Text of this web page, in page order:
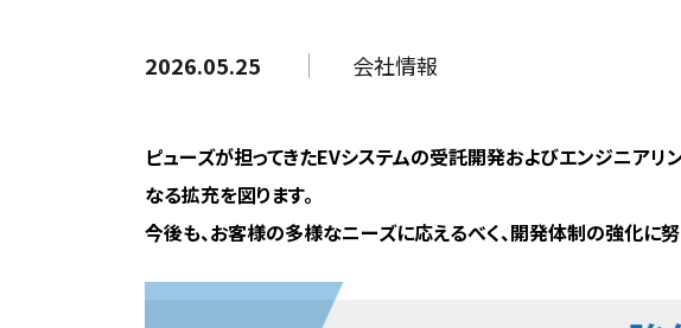
2026.05.25 会社情報
ピューズが担ってきたEVシステムの受託開発およびエンジニアリ
なる拡充を図ります。
今後も、お客様の多様なニーズに応えるべく、開発体制の強化に努